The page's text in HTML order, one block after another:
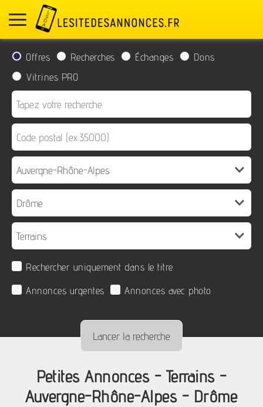
Offres Recherches Échanges
Dons
Vitrines PRO
Rechercher uniquement dans le titre
Annonces urgentes
Annonces avec photo
Petites Annonces - Terrains -
Auvergne-Rhône-Alpes - Drôme